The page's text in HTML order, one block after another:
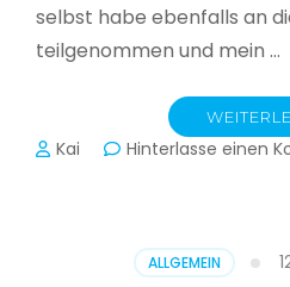
selbst habe ebenfalls an
teilgenommen und mein …
Kai Hinterlasse einen
ALLGEMEIN